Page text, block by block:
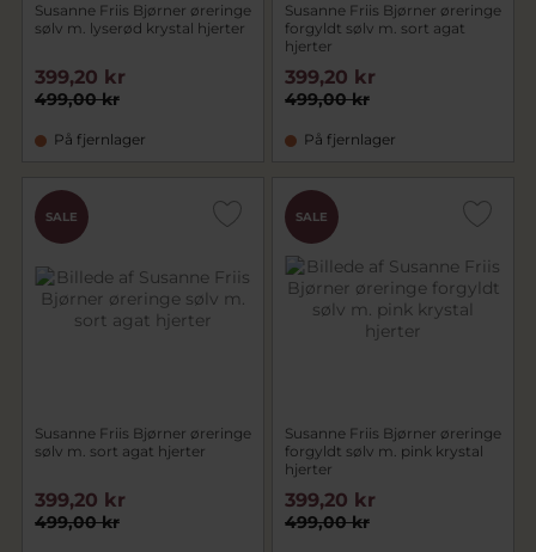
Susanne Friis Bjørner øreringe
sølv m. lyserød krystal hjerter
499,00 kr
399,20 kr
På fjernlager
Susanne Friis Bjørner øreringe
forgyldt sølv m. sort agat
hjerter
499,00 kr
399,20 kr
På fjernlager
SALE
Susanne Friis Bjørner øreringe
sølv m. sort agat hjerter
499,00 kr
399,20 kr
SALE
Susanne Friis Bjørner øreringe
forgyldt sølv m. pink krystal
hjerter
499,00 kr
399,20 kr